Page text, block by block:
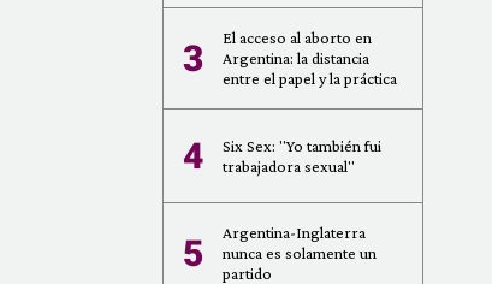
3
El acceso al aborto en
Argentina: la distancia
entre el papel y la práctica
4
Six Sex: "Yo también fui
trabajadora sexual"
5
Argentina-Inglaterra
nunca es solamente un
partido